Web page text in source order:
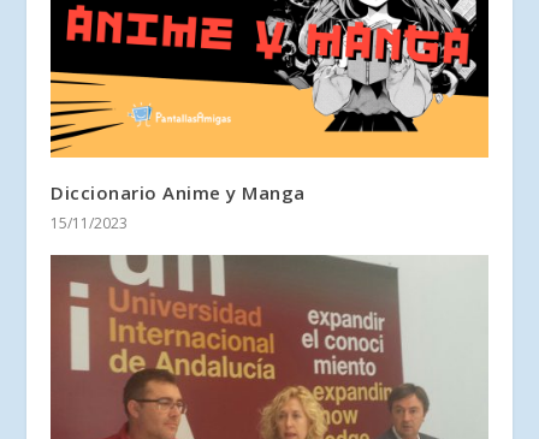
Diccionario Anime y Manga
15/11/2023